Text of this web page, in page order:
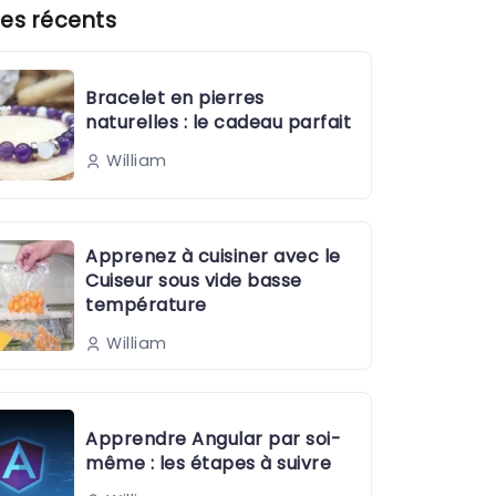
récents
Bracelet en pierres
naturelles : le cadeau parfait
William
Apprenez à cuisiner avec le
Cuiseur sous vide basse
température
William
Apprendre Angular par soi-
même : les étapes à suivre